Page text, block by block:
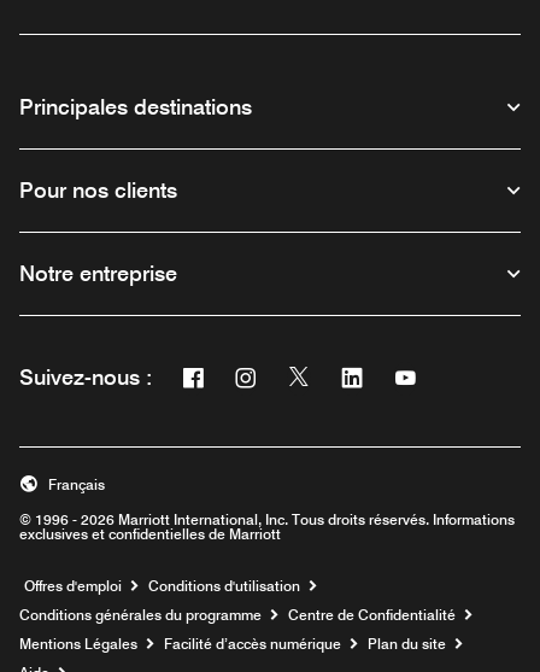
Principales destinations
Pour nos clients
Notre entreprise
Suivez-nous : Facebook
Ouvre une nouvelle fenêtre
Instagram
Ouvre une nouvelle fenêtre
Twitter
Ouvre une nouvelle fenêtre
Linkedin
Ouvre une nouvelle
Ouvre une
© 1996 - 2026 Marriott International, Inc. Tous droits réservés. Informations
exclusives et confidentielles de Marriott
Français
Offres d'emploi Ouvre une nouvelle fenêtre
Conditions d'utilisation
Conditions générales du programme
Centre de Confidentialité
Mentions Légales
Facilité d’accès numérique
Plan du site